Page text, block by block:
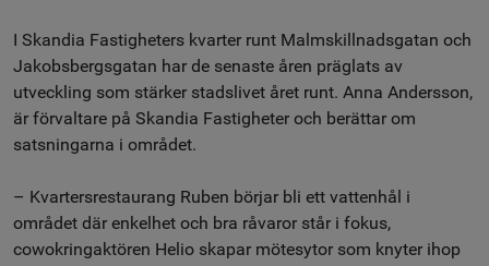
I Skandia Fastigheters kvarter runt Malmskillnadsgatan och
Jakobsbergsgatan har de senaste åren präglats av
utveckling som stärker stadslivet året runt. Anna Andersson,
är förvaltare på Skandia Fastigheter och berättar om
satsningarna i området.
– Kvartersrestaurang Ruben börjar bli ett vattenhål i
området där enkelhet och bra råvaror står i fokus,
cowokringaktören Helio skapar mötesytor som knyter ihop